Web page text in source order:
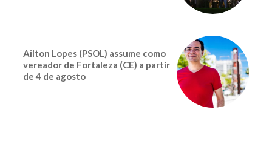
Ailton Lopes (PSOL) assume como
vereador de Fortaleza (CE) a partir
de 4 de agosto